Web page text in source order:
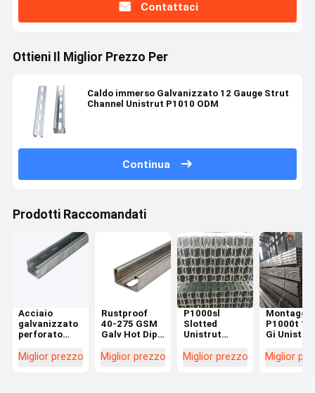
Contattaci
Ottieni Il Miglior Prezzo Per
Caldo immerso Galvanizzato 12 Gauge Strut
Channel Unistrut P1010 ODM
Continua
Prodotti Raccomandati
Acciaio
galvanizzato
perforato
caldo
Miglior prezzo
Rustproof
40-275 GSM
Galv Hot Dip
Canale 1-5/8"
Miglior prezzo
P1000sl
Slotted
Unistrut
Canale 10 Ft
Miglior prezzo
Montaggio
P1000t
Gi Unistrut
caldo 20ft
Miglior